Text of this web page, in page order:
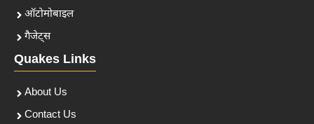
ऑटोमोबाइल
गैजेट्स
Quakes Links
About Us
Contact Us